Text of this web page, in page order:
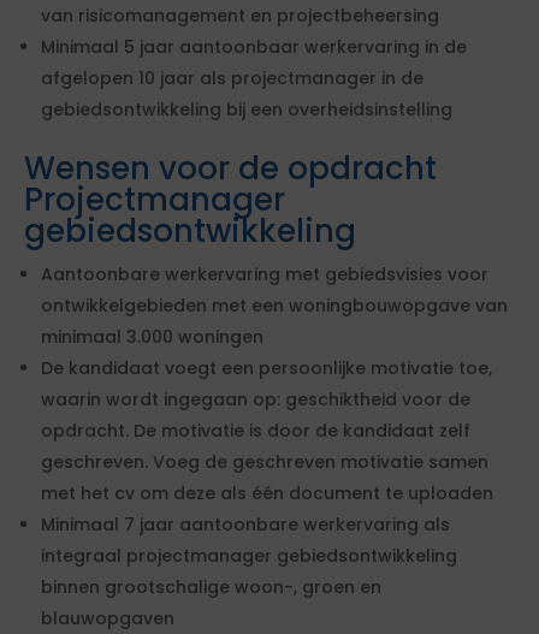
van risicomanagement en projectbeheersing
Minimaal 5 jaar aantoonbaar werkervaring in de
afgelopen 10 jaar als projectmanager in de
gebiedsontwikkeling bij een overheidsinstelling
Wensen voor de opdracht
Projectmanager
gebiedsontwikkeling
Aantoonbare werkervaring met gebiedsvisies voor
ontwikkelgebieden met een woningbouwopgave van
minimaal 3.000 woningen
De kandidaat voegt een persoonlijke motivatie toe,
waarin wordt ingegaan op: geschiktheid voor de
opdracht. De motivatie is door de kandidaat zelf
geschreven. Voeg de geschreven motivatie samen
met het cv om deze als één document te uploaden
Minimaal 7 jaar aantoonbare werkervaring als
integraal projectmanager gebiedsontwikkeling
binnen grootschalige woon-, groen en
blauwopgaven